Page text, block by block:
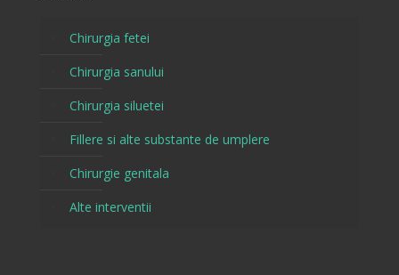
Chirurgia fetei
Chirurgia sanului
Chirurgia siluetei
Fillere si alte substante de umplere
Chirurgie genitala
Alte interventii